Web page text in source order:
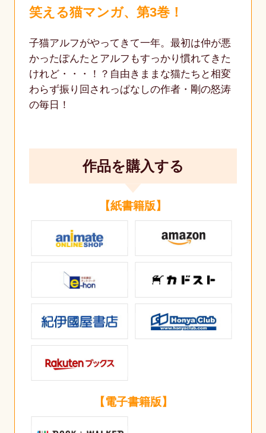
笑える猫マンガ、第3巻！
子猫アルフがやってきて一年。最初は仲が悪
かったぽんたとアルフもすっかり慣れてきた
けれど・・・！？自由きままな猫たちと相変
わらず振り回されっぱなしの作者・剛の怒涛
の毎日！
作品を購入する
【紙書籍版】
【電子書籍版】